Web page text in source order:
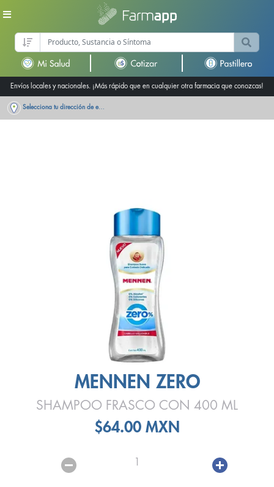
Envíos locales y nacionales. ¡Más rápido que en cualquier otra farmacia que conozcas!
Selecciona tu dirección de entrega
MENNEN ZERO
SHAMPOO FRASCO CON 400 ML
$64.00 MXN
1